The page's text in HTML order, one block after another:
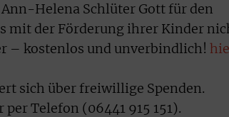
Helena Schlüter Gott für den
mit der Förderung ihrer Kinder
– kostenlos und unverbindlich!
sich über freiwillige Spenden.
per Telefon (06441 915 151).